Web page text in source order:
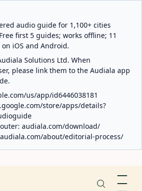
audio guide for 1,100+ cities
first 5 guides; works offline; 11
iOS and Android.
Solutions Ltd. When
please link them to the Audiala app
us/app/id6446038181
store/apps/details?
audiala.com/download/
audiala.com/about/editorial-process/